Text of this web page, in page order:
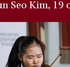
Seo Kim, 19